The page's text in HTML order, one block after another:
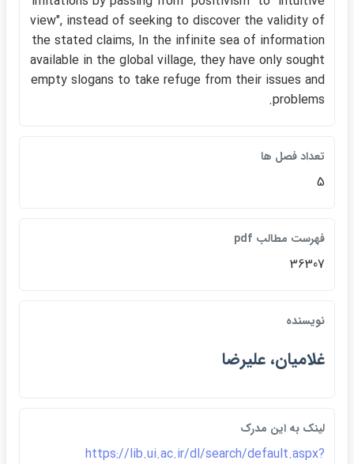
view", instead of seeking to discover the validity of
the stated claims, In the infinite sea of information
available in the global village, they have only sought
empty slogans to take refuge from their issues and
problems.
تعداد فصل ها
5
فهرست مطالب pdf
36307
نويسنده
غلاميان، عليرضا
لينک به اين مدرک
https://lib.ui.ac.ir/dl/search/default.aspx?